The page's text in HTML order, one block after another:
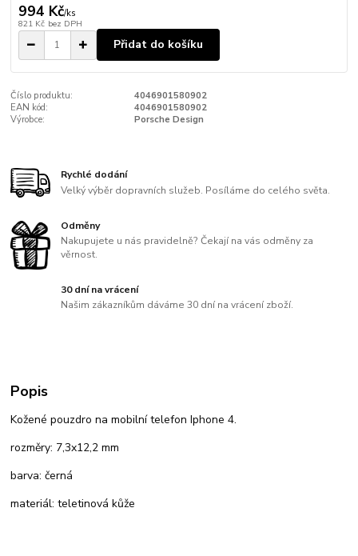
994 Kč/ks
821 Kč bez DPH
Přidat do košíku
Číslo produktu:
4046901580902
EAN kód:
4046901580902
Výrobce:
Porsche Design
Rychlé dodání
Velký výběr dopravních služeb. Posíláme do celého světa.
Odměny
Nakupujete u nás pravidelně? Čekají na vás odměny za
věrnost.
30 dní na vrácení
Našim zákazníkům dáváme 30 dní na vrácení zboží.
Popis
Kožené pouzdro na mobilní telefon Iphone 4.
rozměry: 7,3x12,2 mm
barva: černá
materiál: teletinová kůže